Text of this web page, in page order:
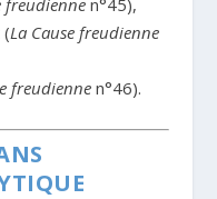
freudienne n°45),
La Cause freudienne
freudiennen°46).